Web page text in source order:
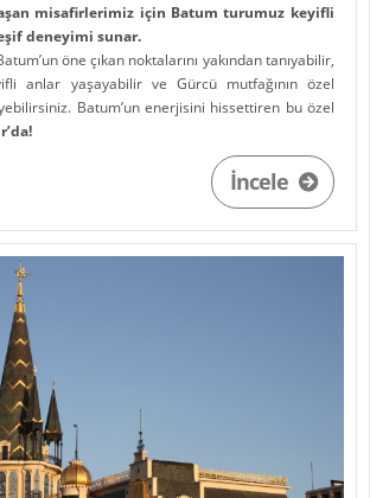
misafirlerimiz için Batum turumuz keyifli
deneyimi sunar.
öne çıkan noktalarını yakından tanıyabilir,
anlar yaşayabilir ve Gürcü mutfağının özel
Batum’un enerjisini hissettiren bu özel
İncele